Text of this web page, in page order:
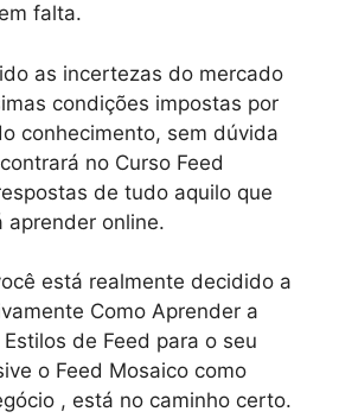
falta.
as incertezas do mercado
condições impostas por
conhecimento, sem dúvida
no Curso Feed
de tudo aquilo que
aprender online.
está realmente decidido a
Como Aprender a
de Feed para o seu
o Feed Mosaico como
, está no caminho certo.